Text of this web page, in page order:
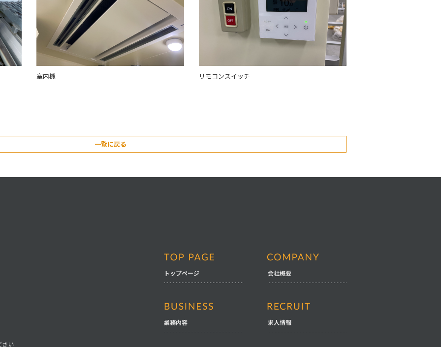
室内機 リモコンスイッチ
一覧に戻る
トップページ
業務内容
会社概要
求人情報
さい